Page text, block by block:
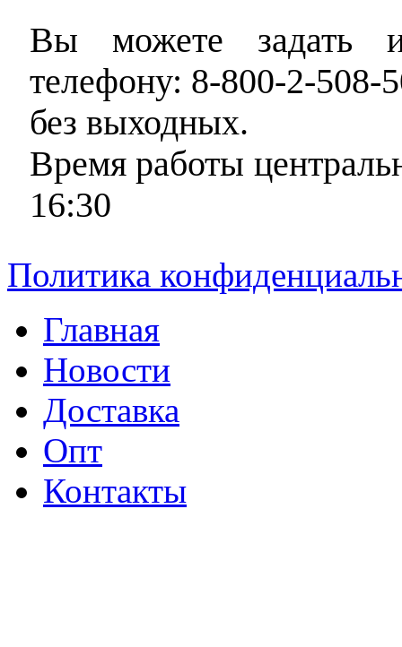
Вы можете задать
телефону: 8-800-2-508-
без выходных.
Время работы
16:30
Политика
Главная
Новости
Доставка
Опт
Контакты